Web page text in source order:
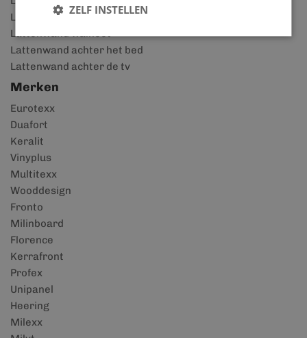
Lattenwand zwart
Lattenwand walnoot
Lattenwand achter het bed
Lattenwand achter de tv
Merken
Eurotexx
Duafort
Keralit
Vinyplus
Multitexx
Wooddesign
Fronto
Milinboard
Florence
Kerrafront
Profex
Unipanel
Heering
Milexx
ZELF INSTELLEN